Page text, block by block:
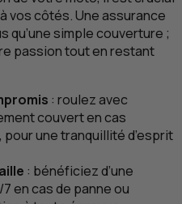
vos côtés. Une assurance
qu’une simple couverture ;
passion tout en restant
: roulez avec
couvert en cas
pour une tranquillité d’esprit
: bénéficiez d’une
en cas de panne ou